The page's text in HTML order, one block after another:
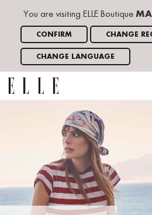
You are visiting ELLE Boutique
CONFIRM CHANGE
CHANGE LANGUAGE